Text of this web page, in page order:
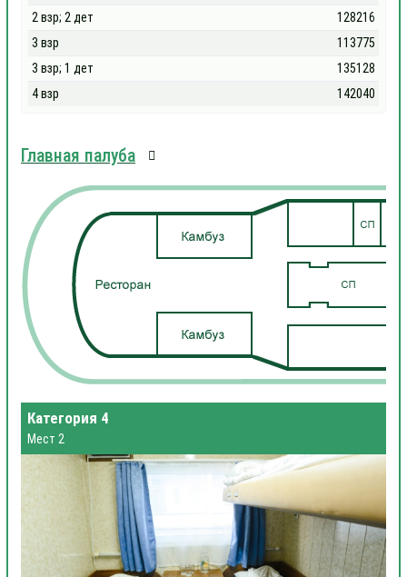
2 взр; 2 дет
128216
3 взр
113775
3 взр; 1 дет
135128
4 взр
142040
Главная палуба
Категория 4
Мест 2